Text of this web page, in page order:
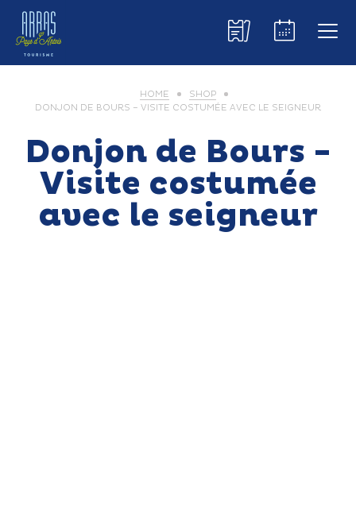
HOME
SHOP
DONJON DE BOURS – VISITE COSTUMÉE AVEC LE SEIGNEUR
Donjon de Bours -
Visite costumée
avec le seigneur